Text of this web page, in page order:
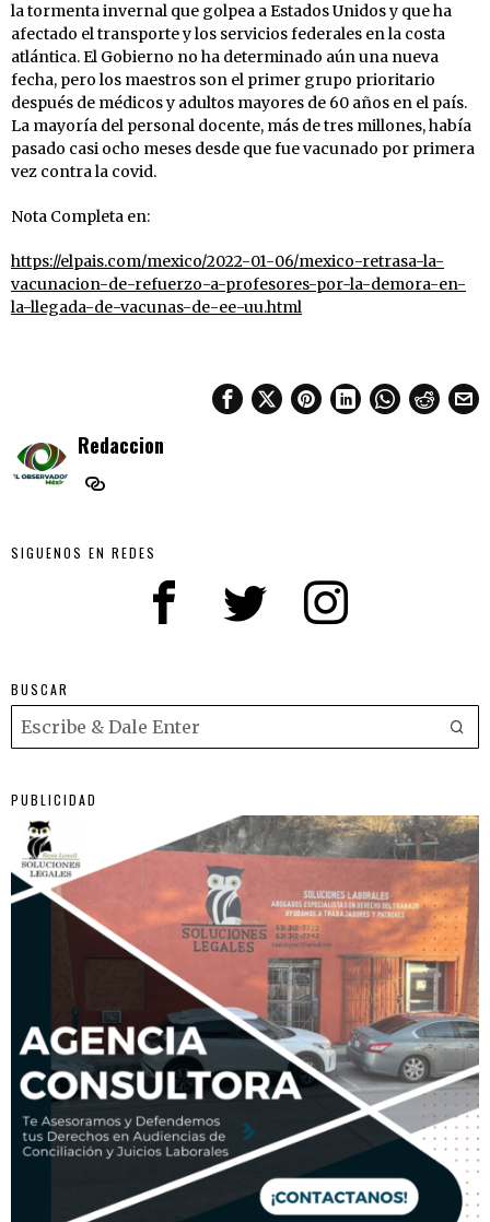
la tormenta invernal que golpea a Estados Unidos y que ha
afectado el transporte y los servicios federales en la costa
atlántica. El Gobierno no ha determinado aún una nueva
fecha, pero los maestros son el primer grupo prioritario
después de médicos y adultos mayores de 60 años en el país.
La mayoría del personal docente, más de tres millones, había
pasado casi ocho meses desde que fue vacunado por primera
vez contra la covid.
Nota Completa en:
https://elpais.com/mexico/2022-01-06/mexico-retrasa-la-
vacunacion-de-refuerzo-a-profesores-por-la-demora-en-
la-llegada-de-vacunas-de-ee-uu.html
Redaccion
SIGUENOS EN REDES
BUSCAR
PUBLICIDAD